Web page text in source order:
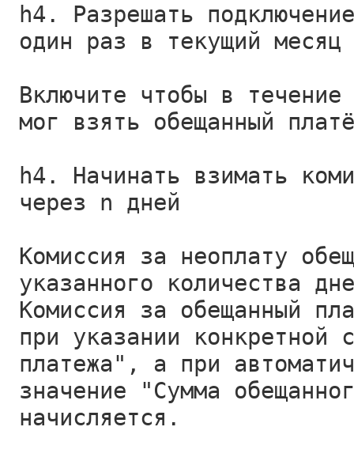
h4. Разрешать
один раз в текущий месяц
Включите чтобы в течение
мог взять обещанный
h4. Начинать взимать
через n дней
Комиссия за неоплату
указанного количества
Комиссия за обещанный
при указании конкретной
платежа", а при
значение "Сумма
начисляется.